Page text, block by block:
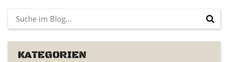
KATEGORIEN